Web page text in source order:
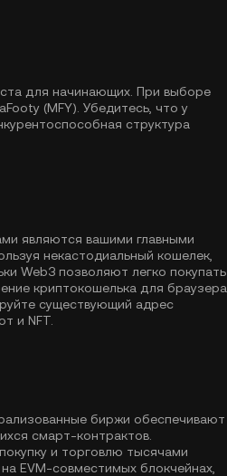
для начинающих. При выборе
(MFY). Убедитесь, что у
структура
являются вашими главными
некастодиальный кошелек,
Web3 позволяют легко покупать
криптокошелька для браузера
существующий адрес
и NFT.
биржи обеспечивают
смарт-контрактов.
и торговлю тысячами
EVM-совместимых блокчейнах,